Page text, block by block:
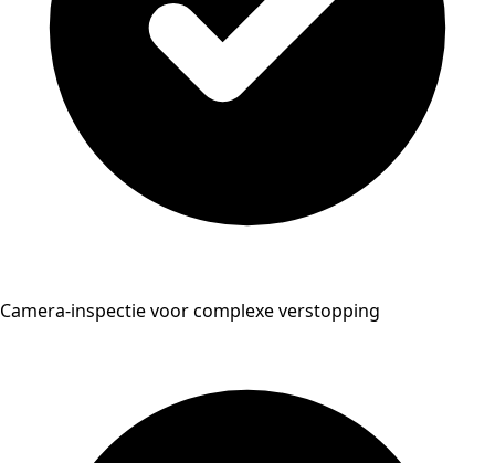
Camera-inspectie voor complexe verstopping